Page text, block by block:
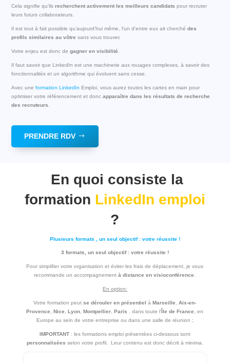
Cela signifie qu’ilsrecherchent activement les meilleurs candidats pour recruter
leurs futurs collaborateurs.
Il est tout à fait possible qu’aujourd’hui même, l’un d’entre eux ait cherchédes
profils similaires au vôtre sans vous trouver.
Votre enjeu est donc degagner en visibilité
Il faut savoir que LinkedIn est une machinerie aux rouages complexes, à savoir des
fonctionnalités et un algorithme qui évoluent sans cesse.
Avec uneformation LinkedIn Emploi, vous aurez toutes les cartes en main pour
optimiser votre référencement et doncapparaître dans les résultats de recherche
des recruteurs
PRENDRE RDV
En quoi consiste la
formation LinkedIn emploi
?
Plusieurs formats , un seul objectif : votre réussite !
3 formats, un seul objectif : votre réussite !
Pour simplifier votre organisation et éviter les frais de déplacement, je vous
recommande un accompagnementà distance en visioconférence
En option:
Votre formation peutse dérouler en présentiel àMarseille ,Aix-en-
Provence
,Nice ,Lyon ,Montpellier ,Paris , dans toute l’Île de France
, en
Europe au sein de votre entreprise ou dans une salle de réunion ;
IMPORTANT: les formations emploi présentées ci-dessous sont
personnalisées selon votre profil. Leur contenu est donc décrit à minima.